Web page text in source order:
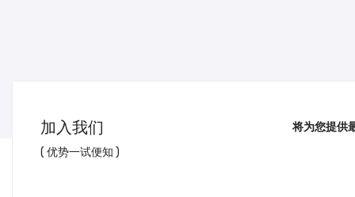
加入我们
( 优势一试便知 )
将为您提供